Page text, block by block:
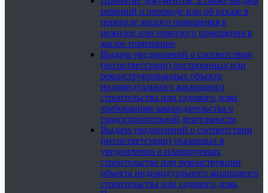
решений о переводе или об отказе в
переводе жилого помещения в
нежилое или нежилого помещения в
жилое помещение
Выдача уведомлений о соответствии
(несоответствии) построенных или
реконструированных объекта
индивидуального жилищного
строительства или садового дома
требованиям законодательства о
градостроительной деятельности
Выдача уведомлений о соответствии
(несоответствии) указанных в
уведомлении о планируемых
строительстве или реконструкции
объекта индивидуального жилищного
строительства или садового дома